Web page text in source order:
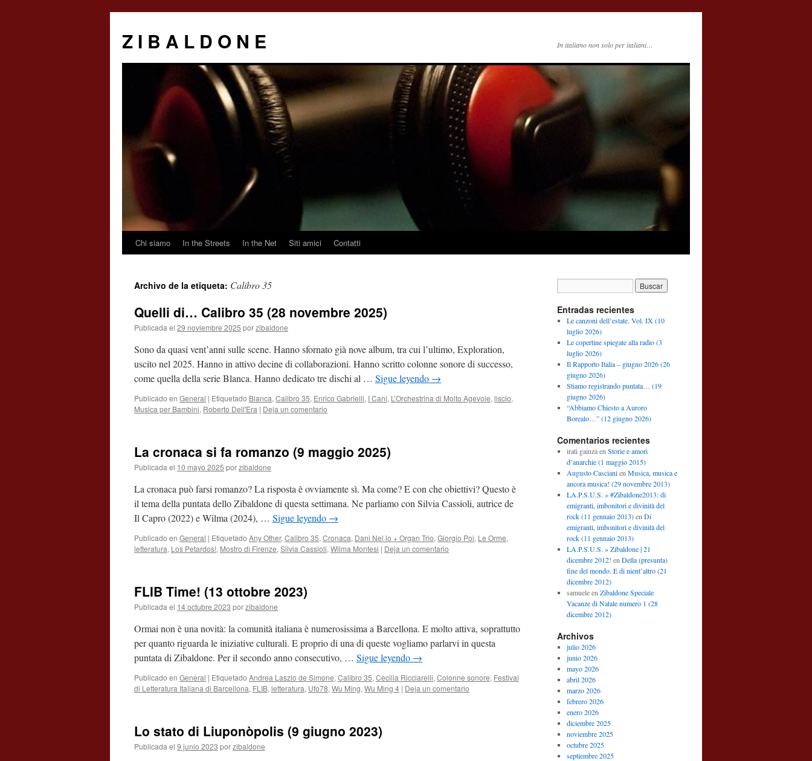
Z I B A L D O N E In italiano non solo per italiani…
Saltar
contenido
Chi siamo In the Streets In the Net Siti amici Contatti
Archivo de la etiqueta: Calibro 35
Quelli di… Calibro 35 (28 novembre 2025)
Publicada el 29 noviembre 2025 porzibaldone
Sono da quasi vent’anni sulle scene. Hanno sfornato già nove album, tra cui l’ultimo, Exploration,
uscito nel 2025. Hanno in attivo decine di collaborazioni. Hanno scritto colonne sonore di successo,
come quella della serie Blanca. Hanno dedicato tre dischi al … Sigue leyendo →
Publicado en General | Etiquetado Blanca, Calibro 35, Enrico Gabrielli, I Cani, L’Orchestrina di Molto Agevole, liscio,
Musica per Bambini, Roberto Dell'Era | Deja un comentario
La cronaca si fa romanzo (9 maggio 2025)
Publicada el 10 mayo 2025 porzibaldone
La cronaca può farsi romanzo? La risposta è ovviamente sì. Ma come? E con che obiettivi? Questo è
il tema della puntata dello Zibaldone di questa settimana. Ne parliamo con Silvia Cassioli, autrice de
Il Capro (2022) e Wilma (2024), … Sigue leyendo →
Publicado en General | Etiquetado Any Other, Calibro 35, Cronaca, Dani Nel·lo + Organ Trio, Giorgio Poi, Le Orme,
letteratura, Los Petardos!, Mostro di Firenze, Silvia Cassioli, Wilma Montesi | Deja un comentario
FLIB Time! (13 ottobre 2023)
Publicada el 14 octubre 2023 porzibaldone
Ormai non è una novità: la comunità italiana è numerosissima a Barcellona. E molto attiva, soprattutto
per quanto riguarda le iniziative culturali. E proprio di una di queste vogliamo parlarvi in questa
puntata di Zibaldone. Per il secondo anno consecutivo, … Sigue leyendo →
Publicado en General | Etiquetado Andrea Laszlo de Simone, Calibro 35, Cecilia Ricciarelli, Colonne sonore, Festival
di Letteratura Italiana di Barcellona, FLIB, letteratura, Ufo78, Wu Ming, Wu Ming 4 | Deja un comentario
Lo stato di Liuponòpolis (9 giugno 2023)
Publicada el 9 junio 2023 porzibaldone
Entradas recientes
Le canzoni dell’estate. Vol. IX (10
luglio 2026)
Le copertine spiegate alla radio (3
luglio 2026)
Il Rapporto Italia – giugno 2026 (26
giugno 2026)
Stiamo registrando puntata… (19
giugno 2026)
“Abbiamo Chiesto a Auroro
Borealo…” (12 giugno 2026)
Comentarios recientes
irati gainzaen Storie e amori
d’anarchie (1 maggio 2015)
Augusto Cascianien Musica, musica e
ancora musica! (29 novembre 2013)
LA.P.S.U.S. » #Zibaldone2013: di
emigranti, imbonitori e divinità del
rock (11 gennaio 2013)en Di
emigranti, imbonitori e divinità del
rock (11 gennaio 2013)
LA.P.S.U.S. » Zibaldone | 21
dicembre 2012! en Della (presunta)
fine del mondo. E di nient’altro (21
dicembre 2012)
samueleen Zibaldone Speciale
Vacanze di Natale numero 1 (28
dicembre 2012)
Archivos
julio 2026
junio 2026
mayo 2026
abril 2026
marzo 2026
febrero 2026
enero 2026
diciembre 2025
noviembre 2025
octubre 2025
septiembre 2025